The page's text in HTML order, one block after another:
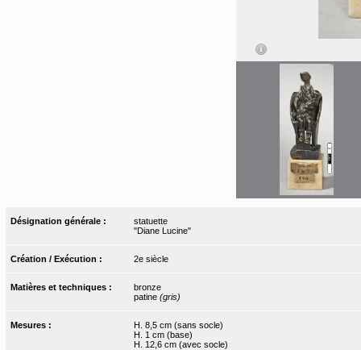
Désignation générale :
statuette
"Diane Lucine"
Création / Exécution : 2e siècle
Matières et techniques :
bronze
patine (gris)
Mesures :
H. 8,5 cm (sans socle)
H. 1 cm (base)
H. 12,6 cm (avec socle)